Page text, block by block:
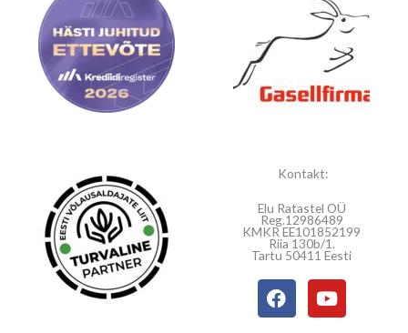
Kontakt:
Elu Ratastel OÜ
Reg.12986489
KMKR EE101852199
Riia 130b/1.
Tartu 50411 Eesti
F
a
Y
o